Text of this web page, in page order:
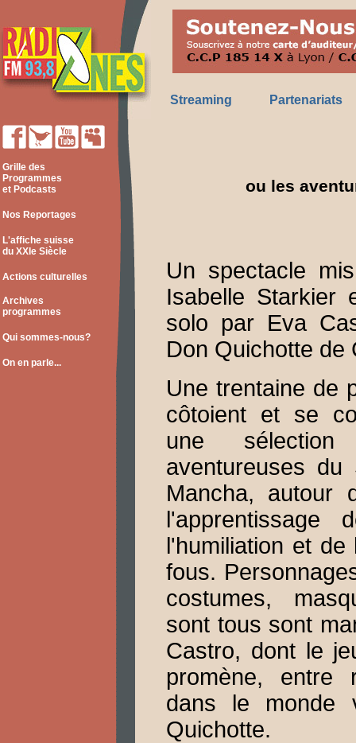
Streaming Partenariats
Grille des
Programmes
et Podcasts
Nos Reportages
L'affiche suisse
du XXIe Siècle
Actions culturelles
Archives
programmes
Qui sommes-nous?
On en parle...
ou les
Un spectacle
Isabelle Starkier
solo par Eva
Don Quichotte de
Une trentaine de
côtoient et se
une
aventureuses
Mancha, autour
l'apprentissage
l'humiliation et
fous.
costumes,
sont tous sont
Castro, dont le
promène, entre
dans le monde
Quichotte.